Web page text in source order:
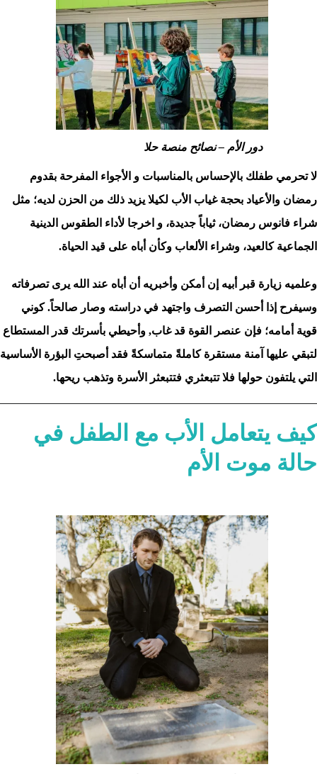
دور الأم – نصائح منصة حلا
لا تحرمي طفلك بالإحساس بالمناسبات و الأجواء المفرحة بقدوم
رمضان والأعياد بحجة غياب الأب لكيلا يزيد ذلك من الحزن لديه؛ مثل
شراء فانوس رمضان، ثياباً جديدة، و اخرجا لأداء الطقوس الدينية
الجماعية كالعيد، وشراء الألعاب وكأن أباه على قيد الحياة.
وعلميه زيارة قبر أبيه إن أمكن وأخبريه أن أباه عند الله يرى تصرفاته
وسيفرح إذا أحسن التصرف واجتهد في دراسته وصار صالحاً.كوني
قوية أمامه؛ فإن عنصر القوة قد غاب, وأحيطي بأسرتك قدر المستطاع
لتبقي عليها آمنة مستقرة كاملةً متماسكةً فقد أصبحتِ البؤرة الأساسية
التي يلتفون حولها فلا تتبعثري فتتبعثر الأسرة وتذهب ريحها.
كيف يتعامل الأب مع الطفل في
حالة موت الأم